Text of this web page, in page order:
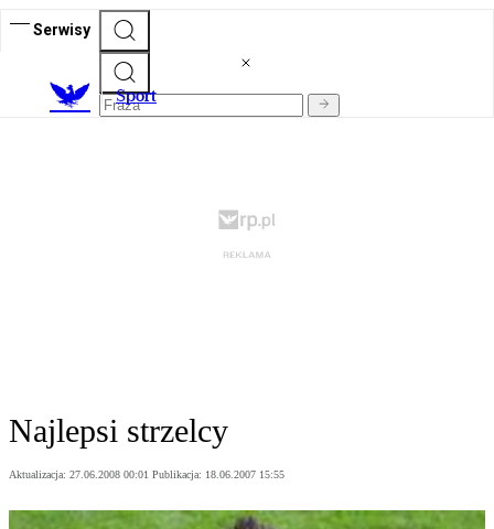
Serwisy
Sport
Najlepsi strzelcy
Aktualizacja: 27.06.2008 00:01 Publikacja: 18.06.2007 15:55